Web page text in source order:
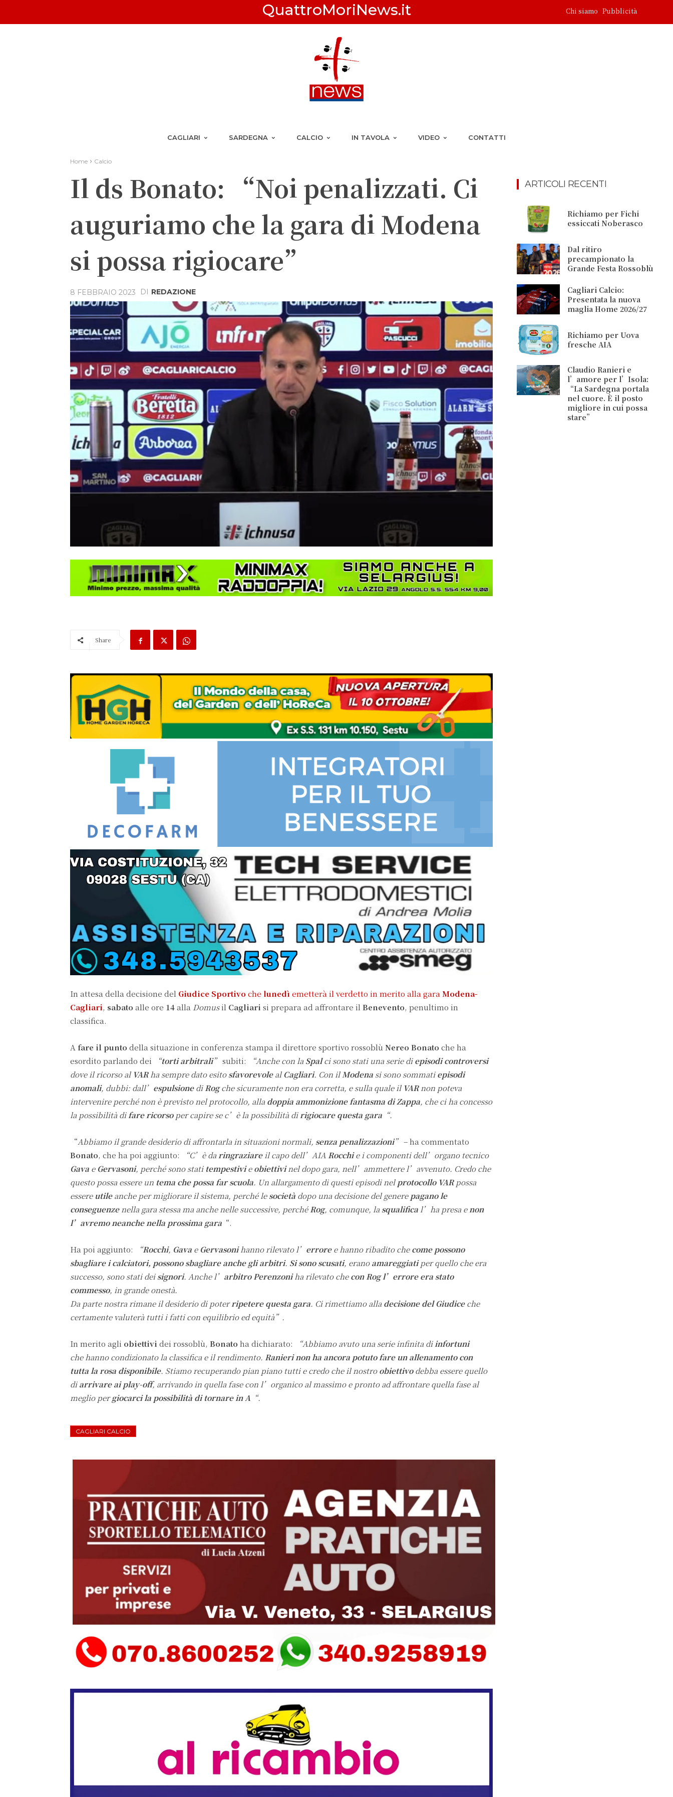
QuattroMoriNews.it Chi siamo Pubblicità
CAGLIARI SARDEGNA CALCIO IN TAVOLA VIDEO CONTATTI
Home Calcio
Il ds Bonato: “Noi penalizzati. Ci
auguriamo che la gara di Modena
si possa rigiocare”
8 FEBBRAIO 2023 DI REDAZIONE
Share
In attesa della decisione del Giudice Sportivo che lunedì emetterà il verdetto in merito alla garaModena-
Cagliari, sabato alle ore 14alla Domusil Cagliari si prepara ad affrontare ilBenevento, penultimo in
classifica.
A fare il punto della situazione in conferenza stampa il direttore sportivo rossoblù Nereo Bonato che ha
esordito parlando dei “torti arbitrali” subiti: “Anche con la Spalci sono stati una serie diepisodi controversi
dove il ricorso al VARha sempre dato esitosfavorevolealCagliari. Con ilModena si sono sommatiepisodi
anomali, dubbi: dall’ espulsionediRogche sicuramente non era corretta, e sulla quale il VARnon poteva
intervenire perché non è previsto nel protocollo, alla doppia ammonizione fantasma di Zappa, che ci ha concesso
la possibilità difare ricorsoper capire se c’è la possibilità dirigiocare questa gara “.
“Abbiamo il grande desiderio di affrontarla in situazioni normali, senza penalizzazioni” – ha commentato
Bonato, che ha poi aggiunto: “C’è daringraziareil capo dell’AIARocchie i componenti dell’organo tecnico
Gava e Gervasoni, perché sono stati tempestivieobiettivinel dopo gara, nell’ammettere l’avvenuto. Credo che
questo possa essere un tema che possa far scuola. Un allargamento di questi episodi nelprotocollo VARpossa
essere utileanche per migliorare il sistema, perché lesocietà dopo una decisione del generepagano le
conseguenzenella gara stessa ma anche nelle successive, perchéRog, comunque, la squalifical’ha presa enon
l’avremo neanche nella prossima gara “.
Ha poi aggiunto: “Rocchi, Gava e Gervasonihanno rilevato l’ erroree hanno ribadito checome possono
sbagliare i calciatori, possono sbagliare anche gli arbitri. Si sono scusati, eranoamareggiatiper quello che era
successo, sono stati deisignori. Anche l’ arbitro Perenzoniha rilevato checon Rog l’errore era stato
commesso, in grande onestà.
Da parte nostra rimane il desiderio di poterripetere questa gara. Ci rimettiamo alla decisione del Giudiceche
certamente valuterà tutti i fatti con equilibrio ed equità”.
In merito agli obiettivi dei rossoblù, Bonato ha dichiarato: “Abbiamo avuto una serie infinita diinfortuni
che hanno condizionato la classifica e il rendimento. Ranieri non ha ancora potuto fare un allenamento con
tutta la rosa disponibile. Stiamo recuperando pian piano tutti e credo che il nostroobiettivodebba essere quello
diarrivare ai play-off, arrivando in quella fase con l’organico al massimo e pronto ad affrontare quella fase al
meglio pergiocarci la possibilità di tornare in A “.
CAGLIARI CALCIO
ARTICOLI RECENTI
Richiamo per Fichi
essiccati Noberasco
Dal ritiro
precampionato la
Grande Festa Rossoblù
Cagliari Calcio:
Presentata la nuova
maglia Home 2026/27
Richiamo per Uova
fresche AIA
Claudio Ranieri e
l’amore per l’Isola:
“La Sardegna portala
nel cuore. È il posto
migliore in cui possa
stare”